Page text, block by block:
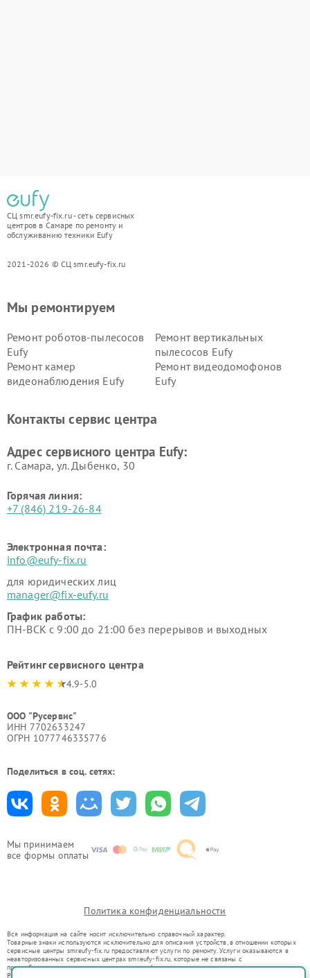
СЦ smr.eufy-fix.ru - сеть сервисных
центров в Самаре по ремонту и
обслуживанию техники Eufy
2021-2026 © СЦ smr.eufy-fix.ru
Мы принимаем
все формы оплаты
Мы ремонтируем
Ремонт роботов-пылесосов
Eufy
Ремонт вертикальных
пылесосов Eufy
Ремонт камер
видеонаблюдения Eufy
Ремонт видеодомофонов
Eufy
Контакты сервис центра
Адрес сервисного центра Eufy:
г. Самара, ул. Дыбенко, 30
Горячая линия:
+7 (846) 219-26-84
Электронная почта:
info@eufy-fix.ru
для юридических лиц
manager@fix-eufy.ru
График работы:
ПН-ВСК с 9:00 до 21:00 без перерывов и выходных
Рейтинг сервисного центра
4.9-5.0
ООО "Русервис"
ИНН 7702633247
ОГРН 1077746335776
Поделиться в соц. сетях:
Политика конфиденциальности
Вся информация на сайте носит исключительно справочный характер.
Товарные знаки используются исключительно для описания устройств, в отношении которых
сервисные центры smr.eufy-fix.ru предоставляют услуги по ремонту. Услуги оказываются в
неавторизованных сервисных центрах smr.eufy-fix.ru, которые не связаны с
правообладателями товарных знаков или их официальными представителями.
Ремонт осуществляется для устройств, уже введенных в гражданский оборот в соответствии